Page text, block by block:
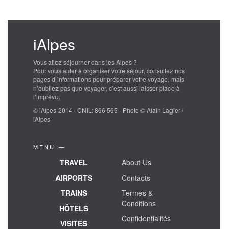
iAlpes
Vous allez séjourner dans les Alpes ?
Pour vous aider à organiser votre séjour, consultez nos
pages d’informations pour préparer votre voyage, mais
n’oubliez pas que voyager, c’est aussi laisser place à
l’imprévu.
© iAlpes 2014 - CNIL: 866 565 - Photo © Alain Lagier /
iAlpes
MENU —
TRAVEL
AIRPORTS
TRAINS
HÔTELS
VISITES
About Us
Contacts
Termes &
Conditions
Confidentialités